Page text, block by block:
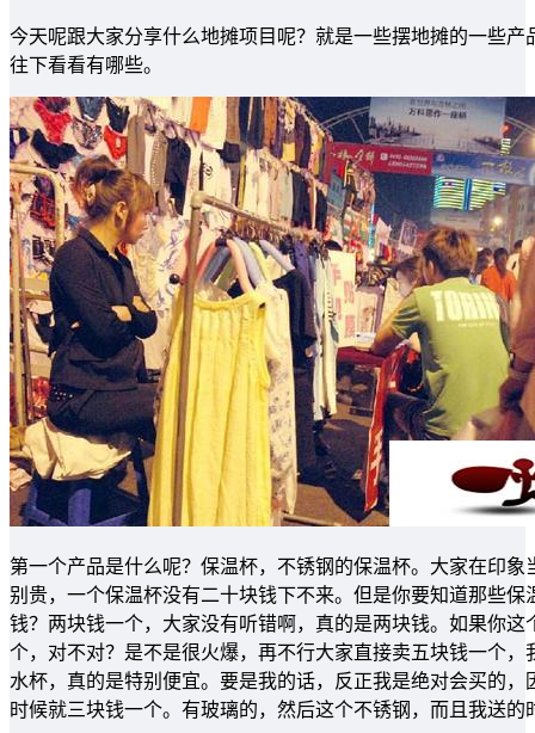
今天呢跟大家分享什么地摊项目呢？就是一些摆地摊的一些
往下看看有哪些。
第一个产品是什么呢？保温杯，不锈钢的保温杯。大家在印
别贵，一个保温杯没有二十块钱下不来。但是你要知道那些
钱？两块钱一个，大家没有听错啊，真的是两块钱。如果你
个，对不对？是不是很火爆，再不行大家直接卖五块钱一个
水杯，真的是特别便宜。要是我的话，反正我是绝对会买的
时候就三块钱一个。有玻璃的，然后这个不锈钢，而且我送